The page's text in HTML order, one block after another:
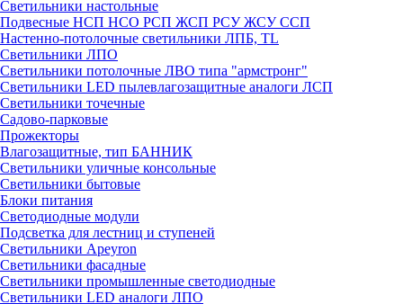
Светильники настольные
Подвесные НСП НСО РСП ЖСП РСУ ЖСУ ССП
Настенно-потолочные светильники ЛПБ, TL
Светильники ЛПО
Светильники потолочные ЛВО типа "армстронг"
Светильники LED пылевлагозащитные аналоги ЛСП
Светильники точечные
Садово-парковые
Прожекторы
Влагозащитные, тип БАННИК
Светильники уличные консольные
Светильники бытовые
Блоки питания
Светодиодные модули
Подсветка для лестниц и ступеней
Светильники Apeyron
Светильники фасадные
Светильники промышленные светодиодные
Светильники LED аналоги ЛПО